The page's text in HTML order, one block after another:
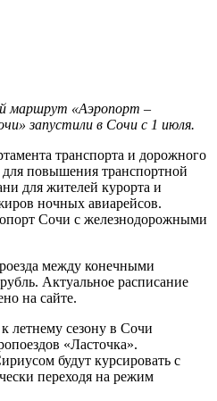
маршрут «Аэропорт –
запустили в Сочи с 1 июля.
транспорта и дорожного
повышения транспортной
для жителей курорта и
ночных авиарейсов.
Сочи с железнодорожными
между конечными
Актуальное расписание
на сайте.
летнему сезону в Сочи
«Ласточка».
будут курсировать с
переходя на режим